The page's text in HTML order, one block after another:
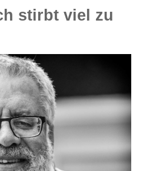
stirbt viel zu